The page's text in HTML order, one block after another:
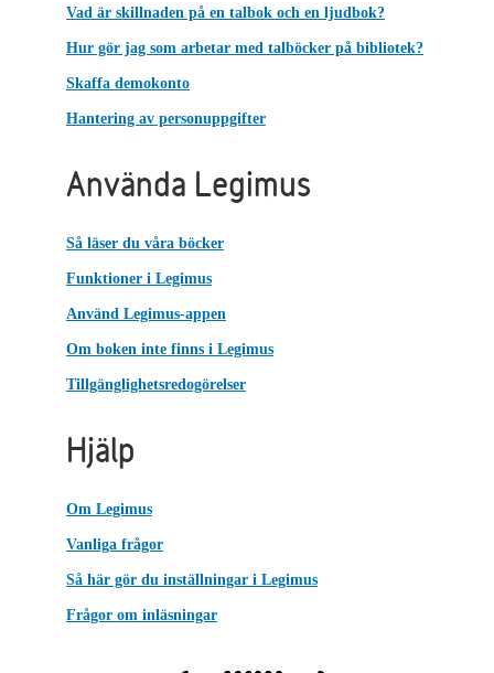
Vad är skillnaden på en talbok och en ljudbok?
Hur gör jag som arbetar med talböcker på bibliotek?
Skaffa demokonto
Hantering av personuppgifter
Använda Legimus
Så läser du våra böcker
Funktioner i Legimus
Använd Legimus-appen
Om boken inte finns i Legimus
Tillgänglighetsredogörelser
Hjälp
Om Legimus
Vanliga frågor
Så här gör du inställningar i Legimus
Frågor om inläsningar